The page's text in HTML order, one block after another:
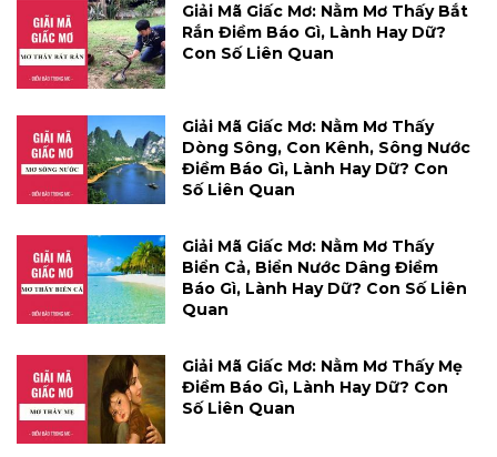
Giải Mã Giấc Mơ: Nằm Mơ Thấy Bắt
Rắn Điềm Báo Gì, Lành Hay Dữ?
Con Số Liên Quan
Giải Mã Giấc Mơ: Nằm Mơ Thấy
Dòng Sông, Con Kênh, Sông Nước
Điềm Báo Gì, Lành Hay Dữ? Con
Số Liên Quan
Giải Mã Giấc Mơ: Nằm Mơ Thấy
Biển Cả, Biển Nước Dâng Điềm
Báo Gì, Lành Hay Dữ? Con Số Liên
Quan
Giải Mã Giấc Mơ: Nằm Mơ Thấy Mẹ
Điềm Báo Gì, Lành Hay Dữ? Con
Số Liên Quan